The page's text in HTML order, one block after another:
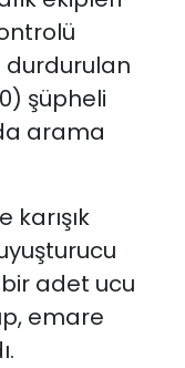
durdurulan
şüpheli
arama
adet ucu
emare